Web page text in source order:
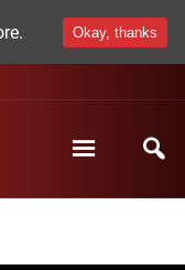
Okay, thanks